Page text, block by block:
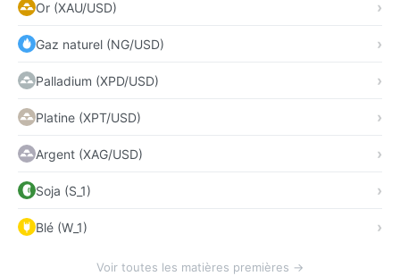
Or (XAU/USD)
Gaz naturel (NG/USD)
Palladium (XPD/USD)
Platine (XPT/USD)
Argent (XAG/USD)
Soja (S_1)
Blé (W_1)
Voir toutes les matières premières →